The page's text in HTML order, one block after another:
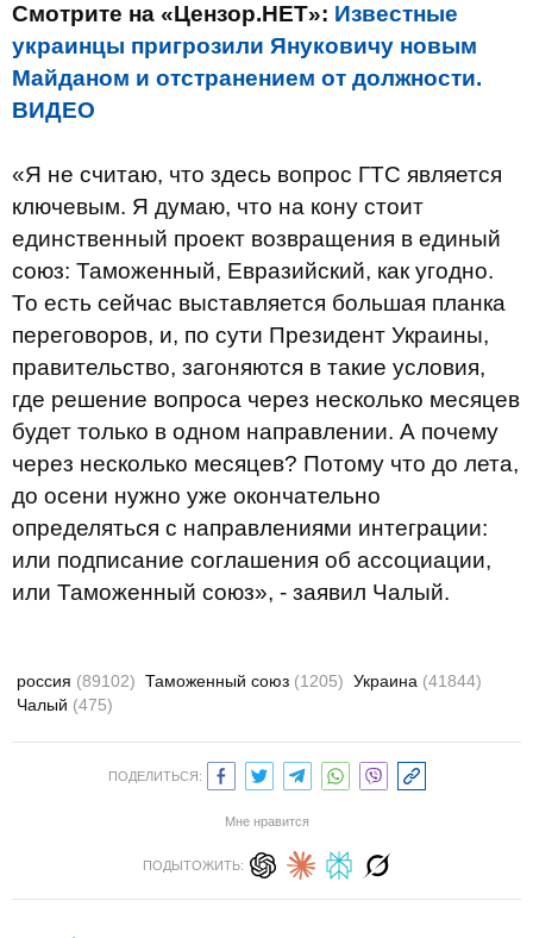
Смотрите на «Цензор.НЕТ»: Известные
украинцы пригрозили Януковичу новым
Майданом и отстранением от должности.
ВИДЕО
«Я не считаю, что здесь вопрос ГТС является
ключевым. Я думаю, что на кону стоит
единственный проект возвращения в единый
союз: Таможенный, Евразийский, как угодно.
То есть сейчас выставляется большая планка
переговоров, и, по сути Президент Украины,
правительство, загоняются в такие условия,
где решение вопроса через несколько месяцев
будет только в одном направлении. А почему
через несколько месяцев? Потому что до лета,
до осени нужно уже окончательно
определяться с направлениями интеграции:
или подписание соглашения об ассоциации,
или Таможенный союз», - заявил Чалый.
россия (89102) Таможенный союз (1205) Украина (41844)
Чалый (475)
ПОДЕЛИТЬСЯ:
Мне нравится
ПОДЫТОЖИТЬ: